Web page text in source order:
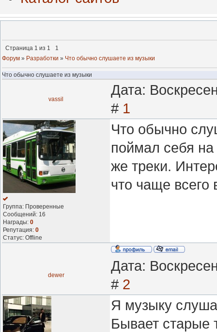
Страница 1 из 1
1
Форум » Разработки » Что обычно слушаете из музыки
Что обычно слушаете из музыки
vassil
Дата:
# 1
Группа: Проверенные
Сообщений: 16
Награды: 0
Репутация: 0
Статус: Offline
Что обычно
поймал себя на
же треки.
что чаще всего
dewer
Дата:
# 2
Я музыку
Бывает старые